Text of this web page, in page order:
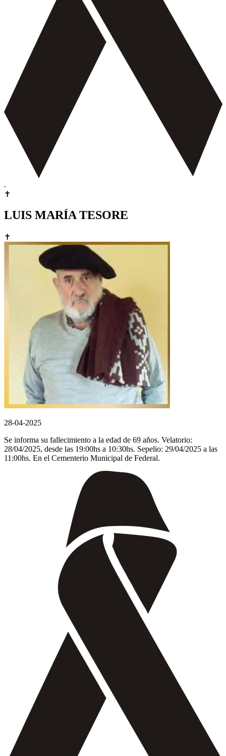
.
✝
LUIS MARÍA TESORE
✝
28-04-2025
Se informa su fallecimiento a la edad de 69 años. Velatorio:
28/04/2025, desde las 19:00hs a 10:30hs. Sepelio: 29/04/2025 a las
11:00hs. En el Cementerio Municipal de Federal.